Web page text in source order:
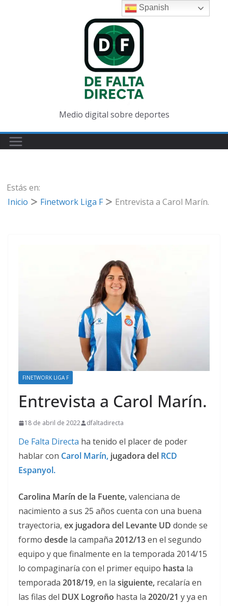
Medio digital sobre deportes
Estás en:
Inicio
Finetwork Liga F Entrevista a Carol Marín.
FINETWORK LIGA F
Entrevista a Carol Marín.
18 de abril de 2022 dfaltadirecta
De Falta Directa ha tenido el placer de poder
hablar con Carol Marín, jugadora del RCD
Espanyol.
Carolina Marín de la Fuente,valenciana de
nacimiento a sus 25 años cuenta con una buena
trayectoria, ex jugadora del Levante UD donde se
formo desde la campaña 2012/13en el segundo
equipo y que finalmente en la temporada 2014/15
lo compaginaría con el primer equipo hasta la
temporada 2018/19, en la siguiente, recalaría en
las filas del DUX Logroño hasta la 2020/21 y ya en
Spanish